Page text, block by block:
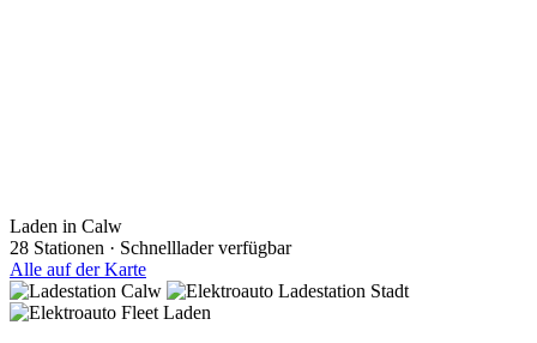
Laden in Calw
28 Stationen · Schnelllader verfügbar
Alle auf der Karte